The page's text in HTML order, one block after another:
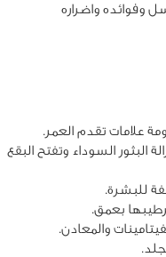
وفوائده واضراره
علامات تقدم العمر.
السوداء وتفتح البقع
للبشرة.
بعمق.
والمعادن.